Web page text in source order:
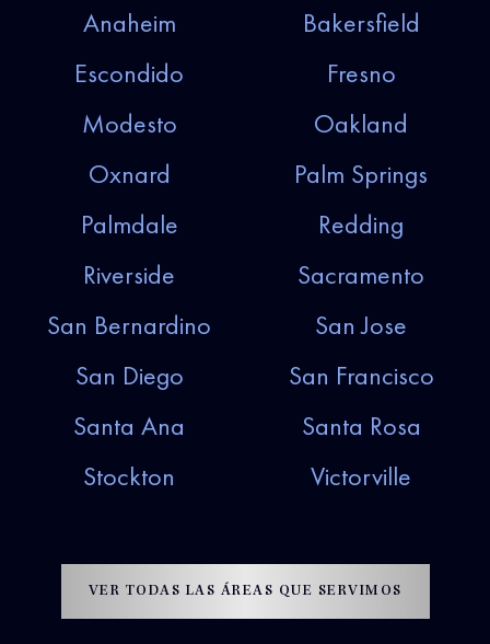
Anaheim
Bakersfield
Escondido
Fresno
Modesto
Oakland
Oxnard
Palm Springs
Palmdale
Redding
Riverside
Sacramento
San Bernardino
San Jose
San Diego
San Francisco
Santa Ana
Santa Rosa
Stockton
Victorville
VER TODAS LAS ÁREAS QUE SERVIMOS